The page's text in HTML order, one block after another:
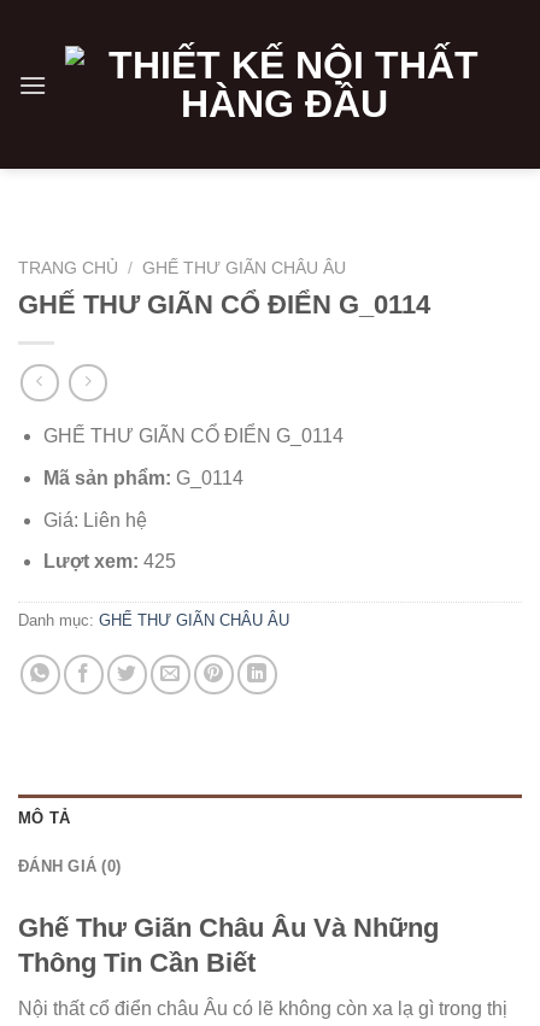
content
TRANG CHỦ / GHẾ THƯ GIÃN CHÂU ÂU
GHẾ THƯ GIÃN CỔ ĐIỂN G_0114
GHẾ THƯ GIÃN CỔ ĐIỂN G_0114
Mã sản phẩm: G_0114
Giá: Liên hệ
Lượt xem: 425
Danh mục: GHẾ THƯ GIÃN CHÂU ÂU
MÔ TẢ
ĐÁNH GIÁ (0)
Ghế Thư Giãn Châu Âu Và Những
Thông Tin Cần Biết
Nội thất cổ điển châu Âu có lẽ không còn xa lạ gì trong thị